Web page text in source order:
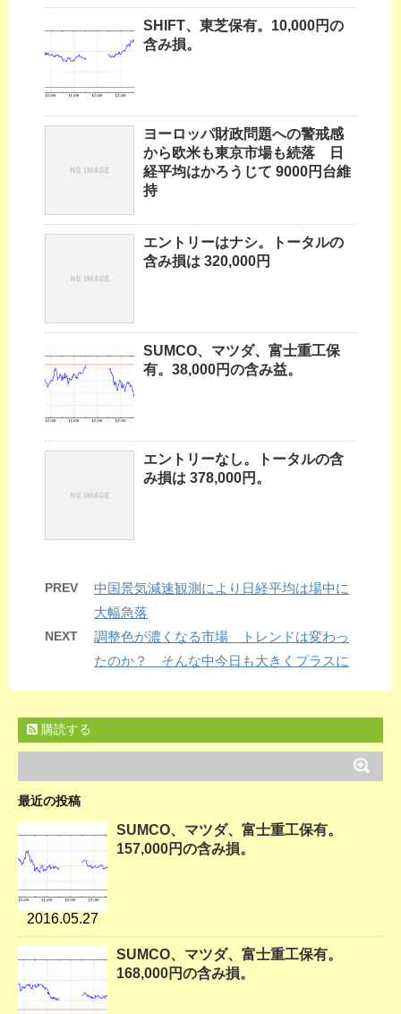
SHIFT、東芝保有。10,000円の
含み損。
ヨーロッパ財政問題への警戒感
から欧米も東京市場も続落 日
経平均はかろうじて 9000円台維
持
エントリーはナシ。トータルの
含み損は 320,000円
SUMCO、マツダ、富士重工保
有。38,000円の含み益。
エントリーなし。トータルの含
み損は 378,000円。
PREV
中国景気減速観測により日経平均は場中に
大幅急落
NEXT
調整色が濃くなる市場 トレンドは変わっ
たのか？ そんな中今日も大きくプラスに
購読する
最近の投稿
2016.05.27
SUMCO、マツダ、富士重工保有。
157,000円の含み損。
SUMCO、マツダ、富士重工保有。
168,000円の含み損。